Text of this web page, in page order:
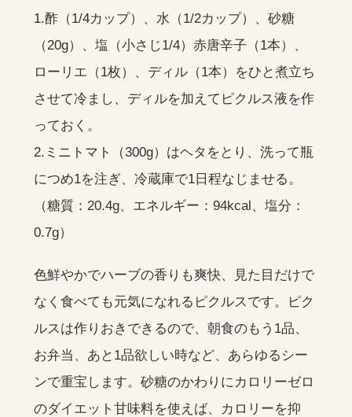
1.酢（1/4カップ）、水（1/2カップ）、砂糖
（20g）、塩（小さじ1/4）赤唐辛子（1本）、
ローリエ（1枚）、ディル（1本）をひと煮立ち
させて冷まし、ディルを加えてピクルス液を作
っておく。
2.ミニトマト（300g）はヘタをとり、洗って瓶
につめ1を注ぎ、冷蔵庫で1日程なじませる。
（糖質：20.4g、エネルギー：94kcal、塩分：
0.7g）
色鮮やかでハーブの香りも爽快、見た目だけで
なく食べても元気になれるピクルスです。ピク
ルスは作りおきできるので、朝食のもう1品、
お弁当、あと1品欲しい時など、あらゆるシー
ンで重宝します。砂糖のかわりにカロリーゼロ
のダイエット甘味料を使えば、カロリーを抑